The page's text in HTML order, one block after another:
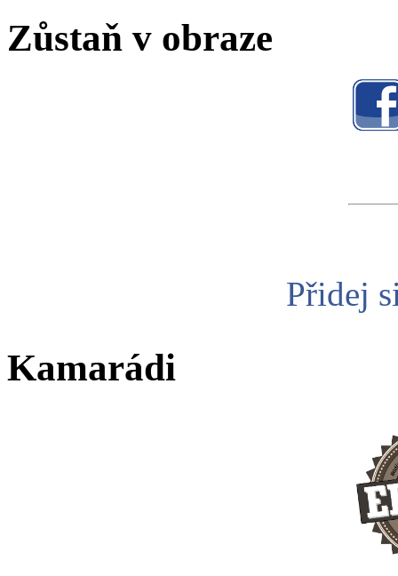
Zůstaň v obraze
Přidej
Kamarádi